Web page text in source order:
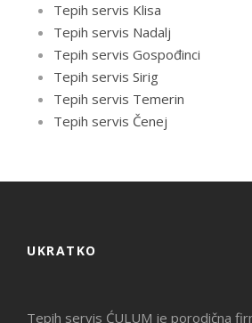
Tepih servis Klisa
Tepih servis Nadalj
Tepih servis Gospođinci
Tepih servis Sirig
Tepih servis Temerin
Tepih servis Čenej
UKRATKO
Tepih servis ĆULUM je porodična